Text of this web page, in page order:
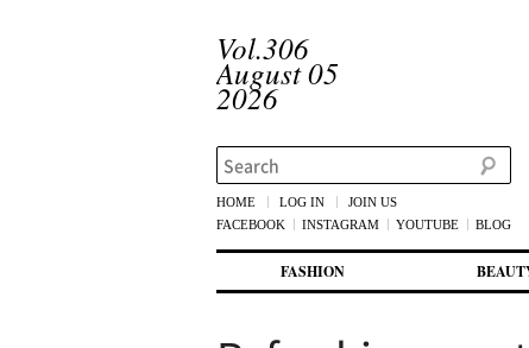
Vol.306
August 05
2026
Search
HOME LOG IN
JOIN US
FACEBOOK
INSTAGRAM YOUTUBE BLOG
첫번째 컨텐츠로 뛰어넘기
두번째 컨텐츠로 뛰어넘기
FASHION